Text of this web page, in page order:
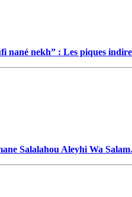
nané nekh” : Les piques
Salalahou Aleyhi Wa